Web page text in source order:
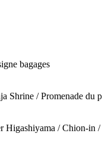
bagages
Shrine / Promenade du
/ Chion-